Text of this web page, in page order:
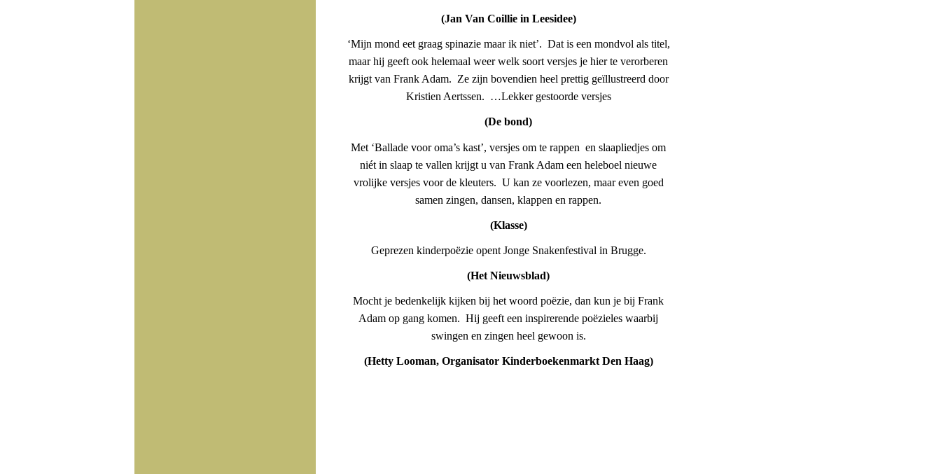
(Jan Van Coillie in Leesidee)
‘Mijn mond eet graag spinazie maar ik niet’. Dat is een mondvol als titel,
maar hij geeft ook helemaal weer welk soort versjes je hier te verorberen
krijgt van Frank Adam. Ze zijn bovendien heel prettig geïllustreerd door
Kristien Aertssen. …Lekker gestoorde versjes
(De bond)
Met ‘Ballade voor oma’s kast’, versjes om te rappen en slaapliedjes om
niét in slaap te vallen krijgt u van Frank Adam een heleboel nieuwe
vrolijke versjes voor de kleuters. U kan ze voorlezen, maar even goed
samen zingen, dansen, klappen en rappen.
(Klasse)
Geprezen kinderpoëzie opent Jonge Snakenfestival in Brugge.
(Het Nieuwsblad)
Mocht je bedenkelijk kijken bij het woord poëzie, dan kun je bij Frank
Adam op gang komen. Hij geeft een inspirerende poëzieles waarbij
swingen en zingen heel gewoon is.
(Hetty Looman, Organisator Kinderboekenmarkt Den Haag)